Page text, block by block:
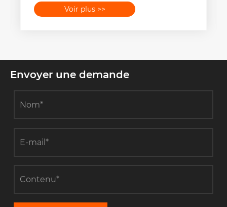
en 2024 ?Voir plus >>
Envoyer une demande